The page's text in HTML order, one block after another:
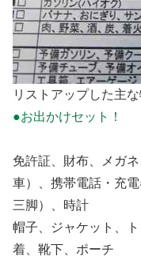
リストアップした主な
●お出かけセット！
免許証、財布、メガ
車）、携帯電話・充
三脚）、時計
帽子、ジャケット、
着、靴下、ポーチ